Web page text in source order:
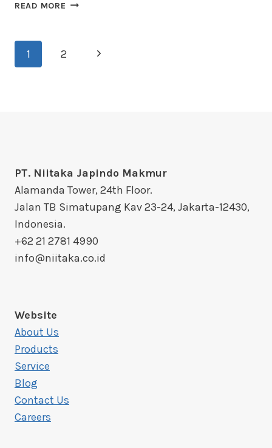
READ MORE FIRE
BAKAR
Page
1 2
Next
PT. Niitaka Japindo Makmur
Alamanda Tower, 24th Floor.
Jalan TB Simatupang Kav 23-24, Jakarta-12430,
Indonesia.
+62 21 2781 4990
info@niitaka.co.id
Website
About Us
Products
Service
Blog
Contact Us
Careers